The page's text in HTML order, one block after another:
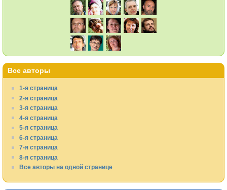
Все авторы
1-я страница
2-я страница
3-я страница
4-я страница
5-я страница
6-я страница
7-я страница
8-я страница
Все авторы на одной странице